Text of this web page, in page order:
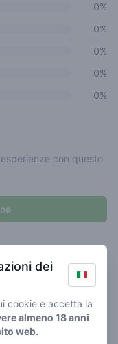
0%
0%
0%
0%
0%
con questo
dei
cookie e accetta la
almeno 18 anni
web.